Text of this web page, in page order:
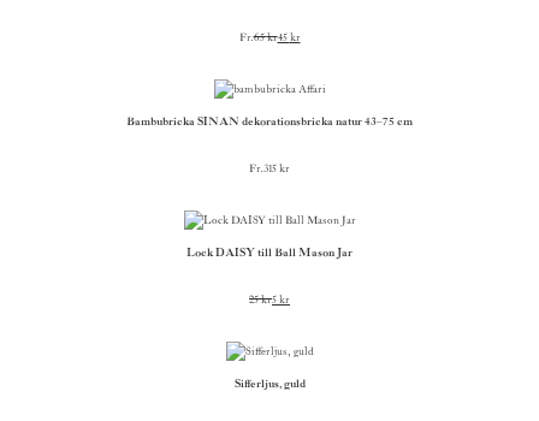
Fr.65kr45kr
Bambubricka SINAN dekorationsbricka natur 43–75 cm
Fr.315kr
Lock DAISY till Ball Mason Jar
25kr5kr
Sifferljus, guld